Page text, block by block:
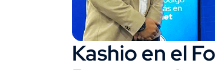
Kashio en el